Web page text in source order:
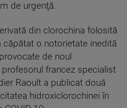
de urgenţă.
din clorochina folosită
căpătat o notorietate inedită
de noul
francez specialist
Raoult a publicat două
hidroxiclorochinei în